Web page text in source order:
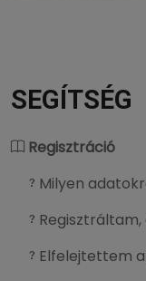
SEGÍTSÉG
Regisztráció
Milyen
Elfelejtettem